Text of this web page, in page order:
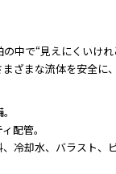
中で“見えにくいけれ
ざまな流体を安全
配管。
冷却水、バラスト、